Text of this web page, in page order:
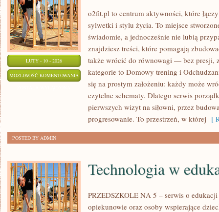
LUTY - 10 - 2026
MOŻLIWOŚĆ KOMENTOWANIA TRENING
FUNKCJONALNY
MOBILITY
o2fit.pl to centrum aktywności, które
sylwetki i stylu życia. To miejsce
świadomie, a jednocześnie nie lubią
znajdziesz treści, które pomagają
także wrócić do równowagi — bez presji,
kategorie to Domowy trening i
się na prostym założeniu: każdy może
czytelne schematy. Dlatego serwis
pierwszych wizyt na siłowni, przez
progresowanie. To przestrzeń, w której [
POSTED BY ADMIN
Technologia w
PRZEDSZKOLE NA 5 – serwis o
opiekunowie oraz osoby wspierające